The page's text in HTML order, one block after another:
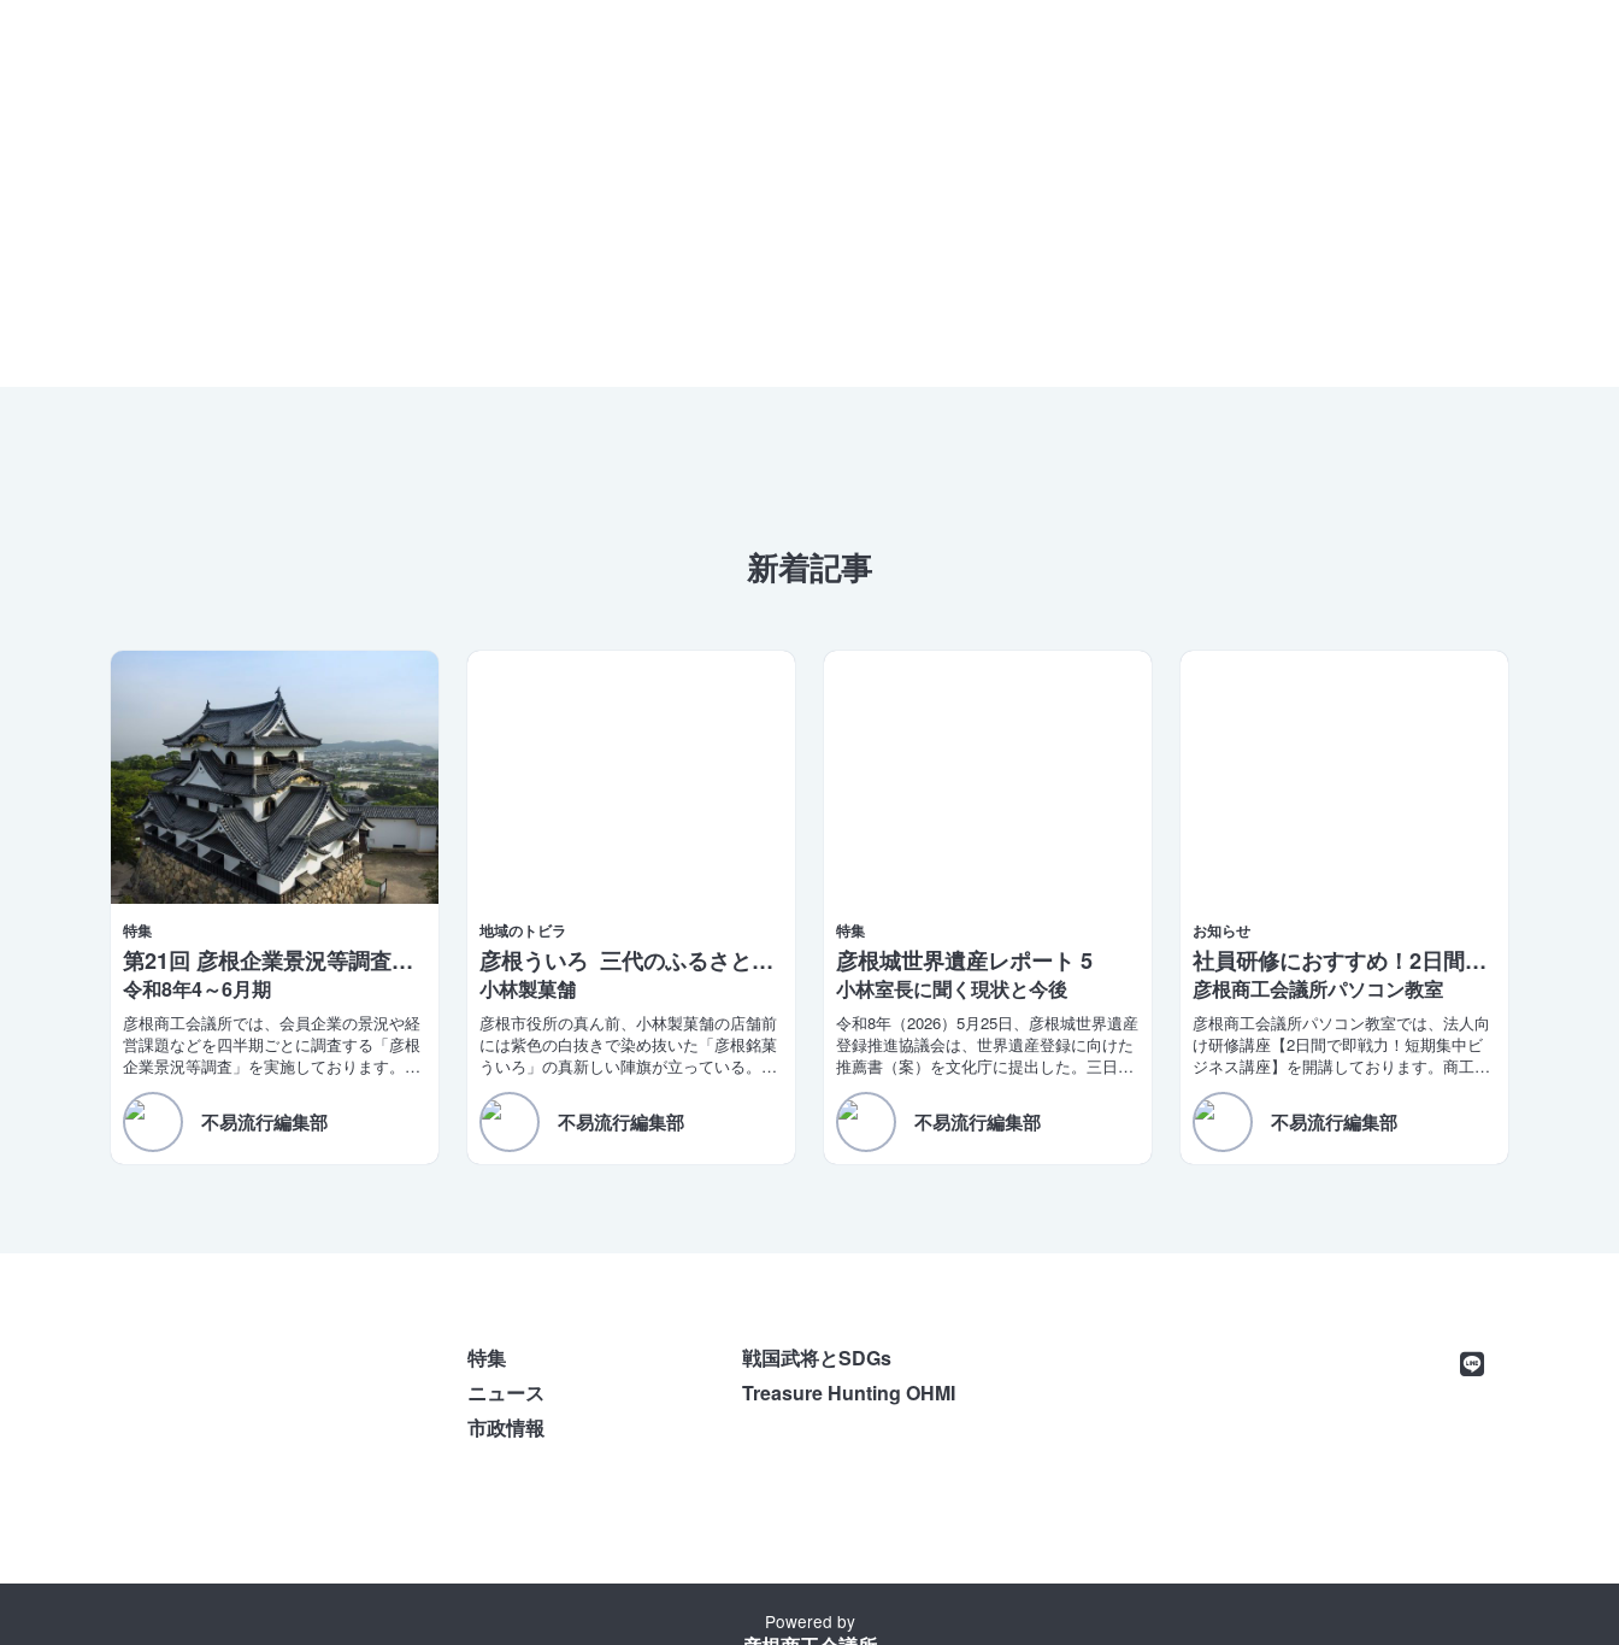
新着記事
特集
第21回 彦根企業景況等調査報告
令和8年4～6月期
彦根商工会議所では、会員企業の景況や経
営課題などを四半期ごとに調査する「彦根
企業景況等調査」を実施しております。こ
のほど第21四半期（令和8年4〜6月期）の
調査結果がまとまりましたので、ご報告い
たします。 不易流行編集部
地域のトビラ
彦根ういろ 三代のふるさとの味
小林製菓舗
彦根市役所の真ん前、小林製菓舗の店舗前
には紫色の白抜きで染め抜いた「彦根銘菓
ういろ」の真新しい陣旗が立っている。少
し前までは「彦根ういろ ふるさとの味」だ
った。
不易流行編集部
特集
彦根城世界遺産レポート 5
小林室長に聞く現状と今後
令和8年（2026）5月25日、彦根城世界遺産
登録推進協議会は、世界遺産登録に向けた
推薦書（案）を文化庁に提出した。三日月
大造滋賀県知事と田島一成彦根市長が同日
コメントを発表。「令和10年の登録実現」
を改めて目標として掲げた。
不易流行編集部
お知らせ
社員研修におすすめ！2日間で学べるビジネス講座
彦根商工会議所パソコン教室
彦根商工会議所パソコン教室では、法人向
け研修講座【2日間で即戦力！短期集中ビ
ジネス講座】を開講しております。商工会
議所の会員企業様限定の特別価格もご用意
しております。不易流行編集部
不易流行
特集
ニュース
市政情報
戦国武将とSDGs
Treasure Hunting OHMI
Powered by